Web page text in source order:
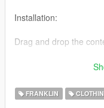
Installation:
Drag and drop the
Grand Theft Auto
FRANKLIN